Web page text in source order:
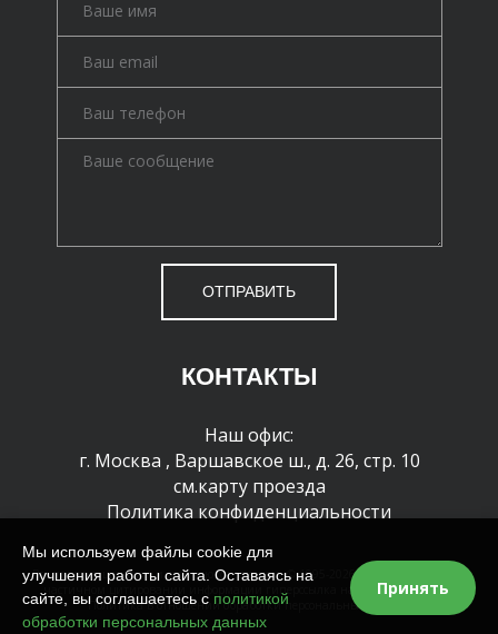
ОТПРАВИТЬ
КОНТАКТЫ
Наш офис:
г. Москва , Варшавское ш., д. 26, стр. 10
см.карту проезда
Политика конфиденциальности
Все права защищены и охраняются законом. © 1995-2026 г. При полном или
частичном цитировании информации гиперссылка на сайт обязательна
Политика в отношении обработки персональных данных
Мы используем файлы cookie для
улучшения работы сайта. Оставаясь на
сайте, вы соглашаетесь с политикой
обработки персональных данных
Принять